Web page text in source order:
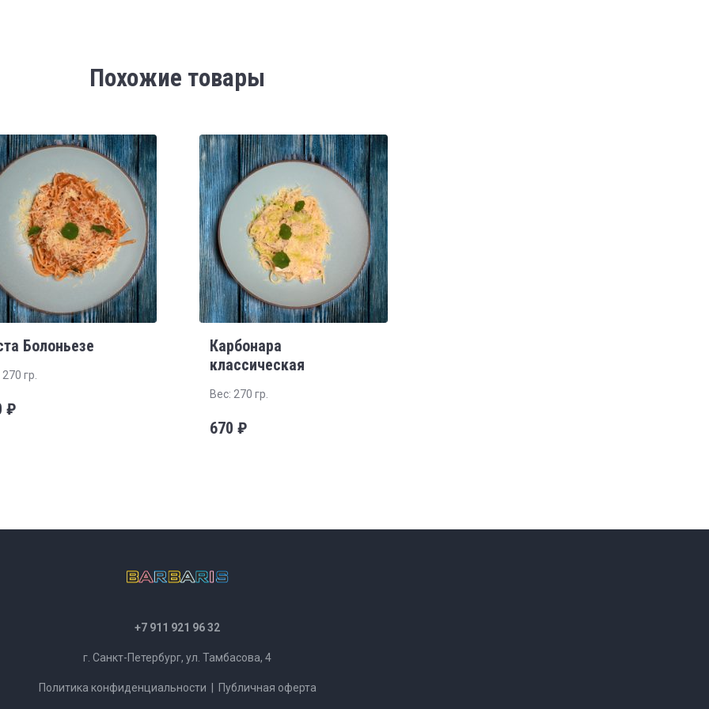
Похожие товары
Болоньезе
гр.
₽
Карбонара
классическая
Вес: 270 гр.
670 ₽
+7 911 921 96 32
г. Санкт-Петербург, ул. Тамбасова, 4
Политика конфиденциальности Публичная оферта